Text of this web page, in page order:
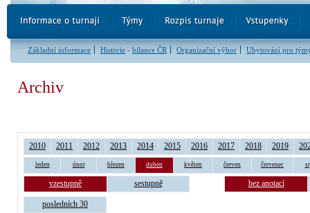
Základní informace Historie - bilance ČR Organizační výbor Ubytování pro
Archiv
2010 2011 2012 2013 2014 2015 2016 2017 2018 2019
leden únor březen duben květen červen červenec
vzestupně sestupně bez anotací
posledních 30